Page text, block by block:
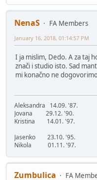
NenaS
FA Members
January 16, 2018, 01:14:57 PM
I ja mislim, Dedo. A za taj
znači i studio isto. Sad
mi konačno ne
Aleksandra 14.09. '87.
Jovana 29.12. '90.
Kristina 14.01. '97.
Jasenko 23.10. '95.
Nikola 01.11. '97.
Zumbulica FA